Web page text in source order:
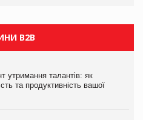
B2B
утримання талантів: як
та продуктивність вашої